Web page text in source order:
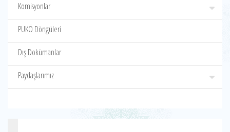
Komisyonlar
PUKÖ Döngüleri
Dış Dokümanlar
Paydaşlarımız